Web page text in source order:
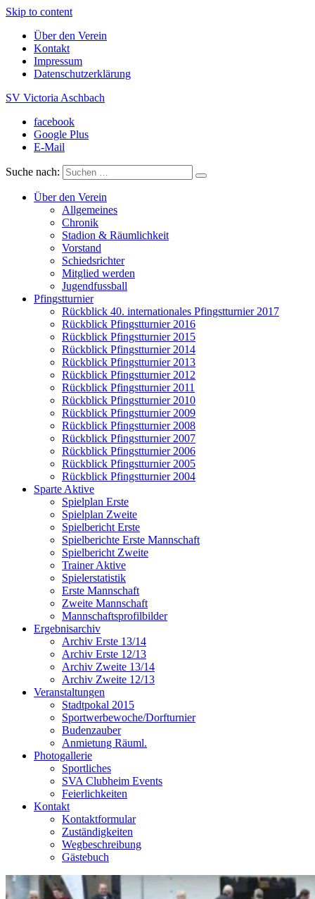
Skip to content
Über den Verein
Kontakt
Impressum
Datenschutzerklärung
SV Victoria Aschbach
Ein Verein im Herzen des Saarlandes
facebook
Google Plus
E-Mail
Suche nach:
Über den Verein
Allgemeines
Chronik
Stadion & Räumlichkeit
Vorstand
Schiedsrichter
Mitglied werden
Jugendfussball
Pfingstturnier
Rückblick 40. internationales Pfingstturnier 2017
Rückblick Pfingstturnier 2016
Rückblick Pfingstturnier 2015
Rückblick Pfingstturnier 2014
Rückblick Pfingstturnier 2013
Rückblick Pfingstturnier 2012
Rückblick Pfingstturnier 2011
Rückblick Pfingstturnier 2010
Rückblick Pfingstturnier 2009
Rückblick Pfingstturnier 2008
Rückblick Pfingstturnier 2007
Rückblick Pfingstturnier 2006
Rückblick Pfingstturnier 2005
Rückblick Pfingstturnier 2004
Sparte Aktive
Spielplan Erste
Spielplan Zweite
Spielbericht Erste
Spielberichte Erste Mannschaft
Spielbericht Zweite
Trainer Aktive
Spielerstatistik
Erste Mannschaft
Zweite Mannschaft
Mannschaftsprofilbilder
Ergebnisarchiv
Archiv Erste 13/14
Archiv Erste 12/13
Archiv Zweite 13/14
Archiv Zweite 12/13
Veranstaltungen
Stadtpokal 2015
Sportwerbewoche/Dorfturnier
Budenzauber
Anmietung Räuml.
Photogallerie
Sportliches
SVA Clubheim Events
Feierlichkeiten
Kontakt
Kontaktformular
Zuständigkeiten
Wegbeschreibung
Gästebuch